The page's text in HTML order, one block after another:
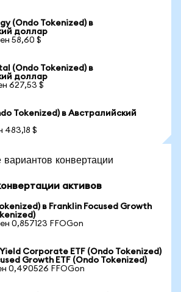
(Ondo Tokenized) в
доллар
58,60 $
(Ondo Tokenized) в
доллар
627,53 $
Tokenized) в Австралийский
483,18 $
конвертации
активов
в Franklin Focused Growth
0,857123 FFOGon
Corporate ETF (Ondo Tokenized)
Growth ETF (Ondo Tokenized)
0,490526 FFOGon